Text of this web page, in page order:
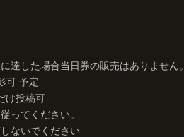
達した場合当日券の販売はありません
可 予定
け投稿可
ってください。
ないでください